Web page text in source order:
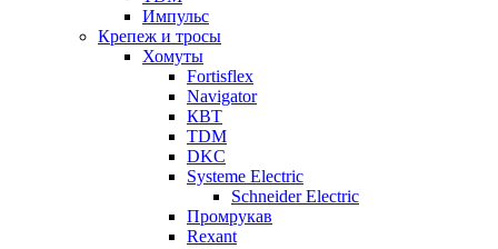
Импульс
Крепеж и тросы
Хомуты
Fortisflex
Navigator
КВТ
TDM
DKC
Systeme Electric
Schneider Electric
Промрукав
Rexant